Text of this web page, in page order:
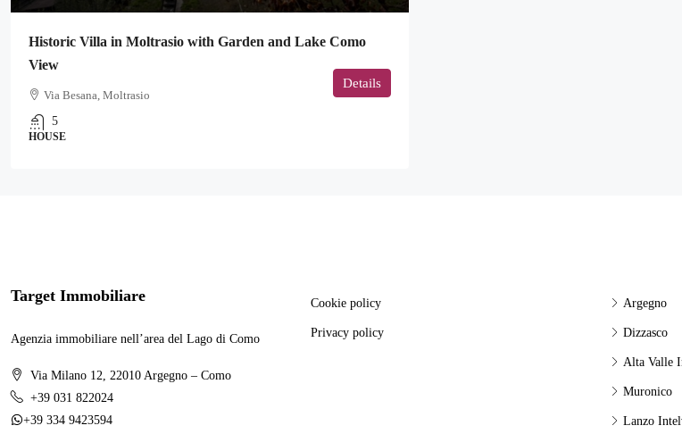
Historic Villa in Moltrasio with Garden and Lake Como
View
Via Besana, Moltrasio
5
HOUSE
Details
Target Immobiliare
Agenzia immobiliare nell’area del Lago di Como
Via Milano 12, 22010 Argegno – Como
+39 031 822024
+39 334 9423594
Cookie policy
Privacy policy
Argegno
Dizzasco
Alta Valle
Muronico
Lanzo